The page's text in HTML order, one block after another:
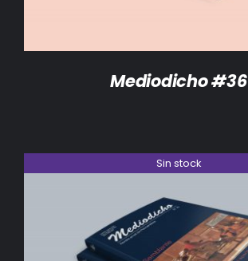
Mediodicho #36
Sin stock